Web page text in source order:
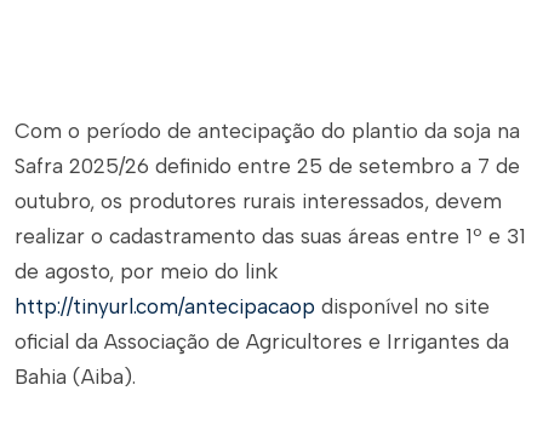
Com o período de antecipação do plantio da soja na
Safra 2025/26 definido entre 25 de setembro a 7 de
outubro, os produtores rurais interessados, devem
realizar o cadastramento das suas áreas entre 1º e 31
de agosto, por meio do link
http://tinyurl.com/antecipacaop disponível no site
oficial da Associação de Agricultores e Irrigantes da
Bahia (Aiba).